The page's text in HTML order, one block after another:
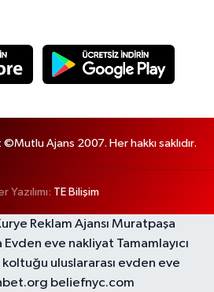
Ajans 2007. Her hakkı saklıdır.
Yazılımı: TE Bilişim
Reklam Ajansı Muratpaşa
Evden eve nakliyat Tamamlayıcı
koltuğu uluslararası evden eve
beliefnyc.com